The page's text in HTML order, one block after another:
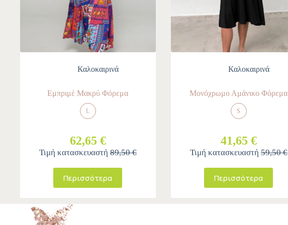
Καλοκαιρινά
Εμπριμέ Μακρύ Φόρεμα
L
62,65 €
Τιμή κατασκευαστή 89,50 €
Περισσότερα
Καλοκαιρινά
Μονόχρωμο Αμάνικο Φόρεμα
S
41,65 €
Τιμή κατασκευαστή59,50 €
Περισσότερα